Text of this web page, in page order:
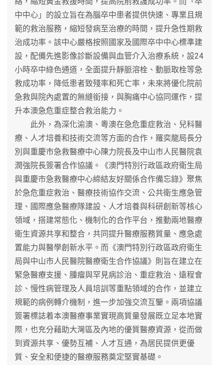
中中心」的設立旨在為腦卒中患者提供快速、專業且規
範的救治服務，縮短發病至治療的時間，提升急性期救
治成功率。該中心嚴格按照國家及國際卒中中心標準建
設，配備先進影像診斷設備與血管介入治療系統，設24
小時卒中綠色通道，全面提升靜脈溶栓、動脈取栓等急
救成功率，降低患者致殘率和死亡率，未來將優化院前
急救與院內處置的無縫銜接，與胸痛中心協同運作，提
升本澳急危重症整合救治能力。
此外，為深化渝澳、粵澳在急危重症救治、兒科醫
療、人才培養和技術交流等方面的合作，羅奕龍局長分
別與重慶市急救醫療中心陳力院長及中山市人民醫院袁
潤強院長簽署合作協議。《澳門特別行政區政府衛生局
與重慶市急救醫療中心締結友好關係合作備忘錄》聚焦
於急危重症救治、醫療技術協作交流、公共衛生應急管
理、國際應急醫療隊建設、人才培養與科研創新等核心
領域，搭建常態化、機制化的合作平台，推動兩地醫療
衛生資源共享和整合，共同提升醫療服務質量、應急處
置能力與醫學創新水平。而《澳門特別行政區政府衛生
局與中山市人民醫院醫療衛生合作協議》則旨在建立在
緊急醫療支援、腫瘤與罕見病診治、重症救治、遠程會
診、慢性病管理及人員培訓等重點領域的合作，並建立
規範的病例轉介機制，進一步加強交流互鑒。兩項協議
簽署標誌着本澳醫療事業實現高質量發展既立足本地實
際，也充分藉助大灣區及內地的優質醫療資源，從而做
到資源共享、優勢互補、人才互通，為居民提供更優
質、安全和便捷的醫療服務奠定堅實基礎。